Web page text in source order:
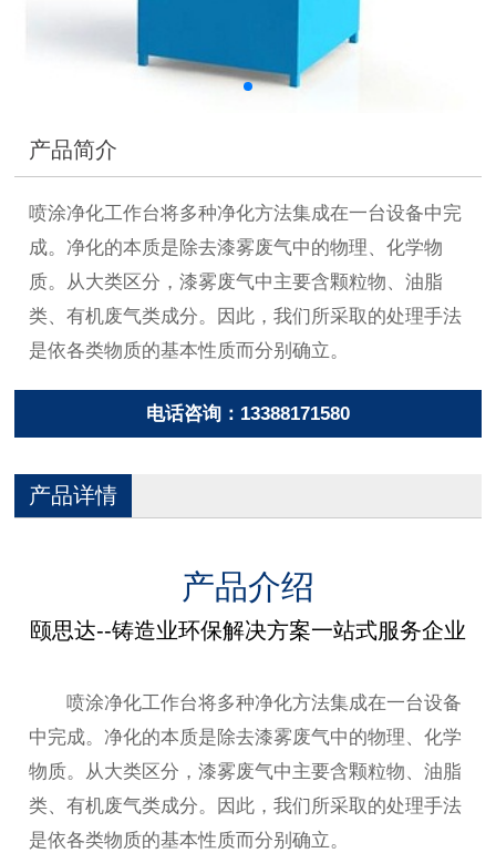
产品简介
喷涂净化工作台将多种净化方法集成在一台设备中完
成。净化的本质是除去漆雾废气中的物理、化学物
质。从大类区分，漆雾废气中主要含颗粒物、油脂
类、有机废气类成分。因此，我们所采取的处理手法
是依各类物质的基本性质而分别确立。
电话咨询：13388171580
产品详情
产品介绍
颐思达--铸造业环保解决方案一站式服务企业
喷涂净化工作台将多种净化方法集成在一台设备
中完成。净化的本质是除去漆雾废气中的物理、化学
物质。从大类区分，漆雾废气中主要含颗粒物、油脂
类、有机废气类成分。因此，我们所采取的处理手法
是依各类物质的基本性质而分别确立。